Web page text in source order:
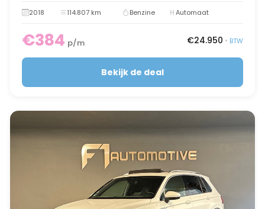
2018 114.807 km Benzine Automaat
€384 p/m €24.950 • BTW
Bekijk de deal